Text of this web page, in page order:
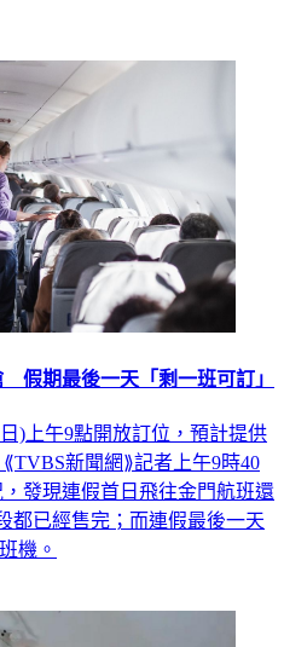
假期最後一天「剩一班可訂」
)上午9點開放訂位，預計提供
新聞網⟫記者上午9時40
發現連假首日飛往金門航班還
都已經售完；而連假最後一天
機。